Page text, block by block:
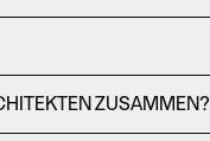
ZUSAMMEN?